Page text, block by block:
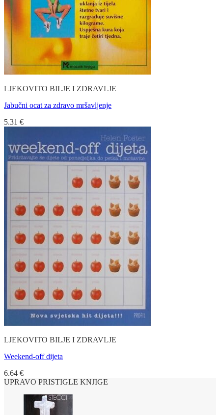
LJEKOVITO BILJE I ZDRAVLJE
Jabučni ocat za zdravo mršavljenje
5.31 €
LJEKOVITO BILJE I ZDRAVLJE
Weekend-off dijeta
6.64 €
UPRAVO PRISTIGLE KNJIGE